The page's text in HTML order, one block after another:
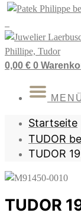
Zum
Inhalt
springen
0,00 € 0
Startseite
TUDOR
TUDOR
TUDOR